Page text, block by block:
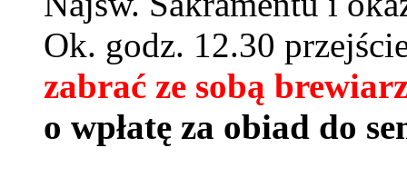
Ok. godz. 12.30
zabrać ze sobą
o wpłatę za obiad do